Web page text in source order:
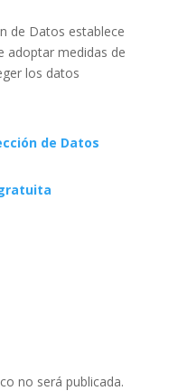
de Datos establece
adoptar medidas de
los datos
de Datos
no será publicada.